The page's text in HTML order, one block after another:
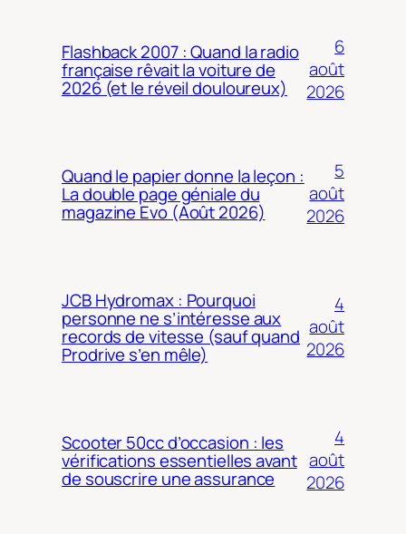
Flashback 2007 : Quand la radio
française rêvait la voiture de
2026 (et le réveil douloureux)
6
août
2026
Quand le papier donne la leçon :
La double page géniale du
magazine Evo (Août 2026)
5
août
2026
JCB Hydromax : Pourquoi
personne ne s’intéresse aux
records de vitesse (sauf quand
Prodrive s’en mêle)
4
août
2026
Scooter 50cc d’occasion : les
vérifications essentielles avant
de souscrire une assurance
4
août
2026